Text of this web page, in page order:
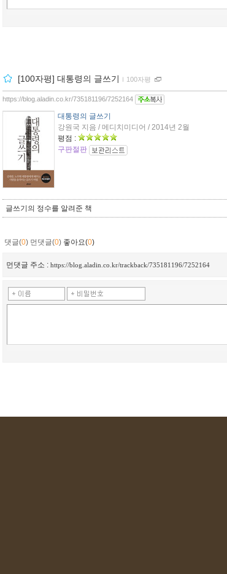
[100자평] 대통령의 글쓰기 ｌ 100자평
https://blog.aladin.co.kr/735181196/7252164
대통령의 글쓰기
강원국 지음 / 메디치미디어 / 2014년 2월
평점 :
구판절판
글쓰기의 정수를 알려준 책
댓글(0) 먼댓글(0) 좋아요(0)
먼댓글 주소 : https://blog.aladin.co.kr/trackback/735181196/7252164